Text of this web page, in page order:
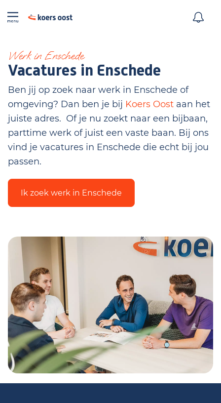
Werk in Enschede
Vacatures in Enschede
Ben jij op zoek naar werk in Enschede of
omgeving? Dan ben je bij Koers Oost aan het
juiste adres. Of je nu zoekt naar een bijbaan,
parttime werk of juist een vaste baan. Bij ons
vind je vacatures in Enschede die echt bij jou
passen.
Ik zoek werk in Enschede